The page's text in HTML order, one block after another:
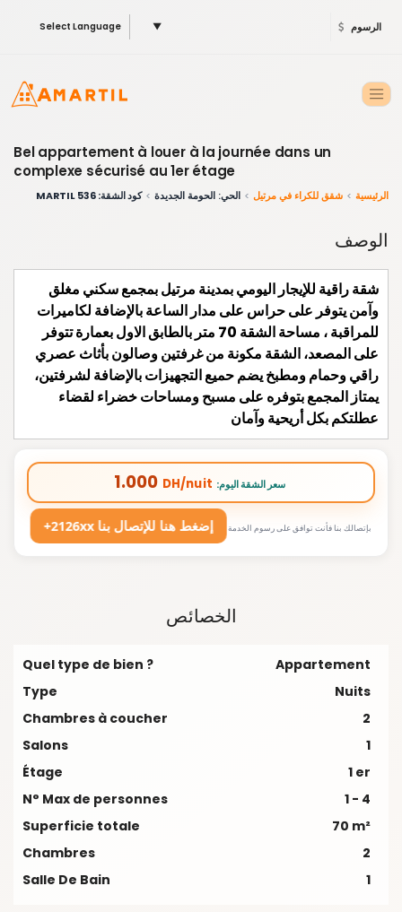
Select Language ▼ الرسوم
Bel appartement à louer à la journée dans un
complexe sécurisé au 1er étage
الرئيسية شقق للكراء في مرتيل الحي: الحومة الجديدة كود الشقة: 536 MARTIL
الوصف
شقة راقية للإيجار اليومي بمدينة مرتيل بمجمع سكني مغلق
وآمن يتوفر على حراس على مدار الساعة بالإضافة لكاميرات
للمراقبة ، مساحة الشقة 70 متر بالطابق الاول بعمارة تتوفر
على المصعد، الشقة مكونة من غرفتين وصالون بأثاث عصري
راقي وحمام ومطبخ يضم حميع التجهيزات بالإضافة لشرفتين،
يمتاز المجمع بتوفره على مسبح ومساحات خضراء لقضاء
عطلتكم بكل أريحية وآمان
1.000 DH/nuit :سعر الشقة اليوم
+2126xx إضغط هنا للإتصال بنا بإتصالك بنا فأنت توافق على رسوم الخدمة
الخصائص
Quel type de bien ?
Appartement
Type
Nuits
Chambres à coucher
2
Salons
1
Étage
1 er
N° Max de personnes
1 - 4
Superficie totale
70 m²
Chambres
2
Salle De Bain
1